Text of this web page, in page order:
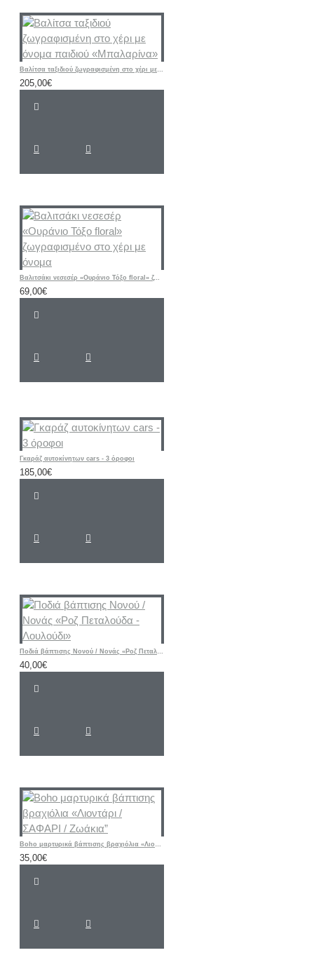
Βαλίτσα ταξιδιού ζωγραφισμένη στο χέρι με όνομα παιδιού «Μπαλαρίνα»
205,00€
Βαλιτσάκι νεσεσέρ «Ουράνιο Τόξο floral» ζωγραφισμένο στο χέρι με όνομα
69,00€
Γκαράζ αυτοκίνητων cars - 3 όροφοι
185,00€
Ποδιά βάπτισης Νονού / Νονάς «Ροζ Πεταλούδα - Λουλούδι»
40,00€
Boho μαρτυρικά βάπτισης βραχιόλια «Λιοντάρι / ΣΑΦΑΡΙ / Ζωάκια”
35,00€